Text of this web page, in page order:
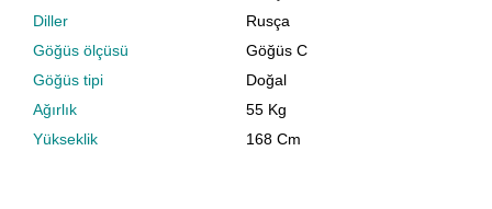
Diller
Rusça
Göğüs ölçüsü
Göğüs C
Göğüs tipi
Doğal
Ağırlık
55 Kg
Yükseklik
168 Cm